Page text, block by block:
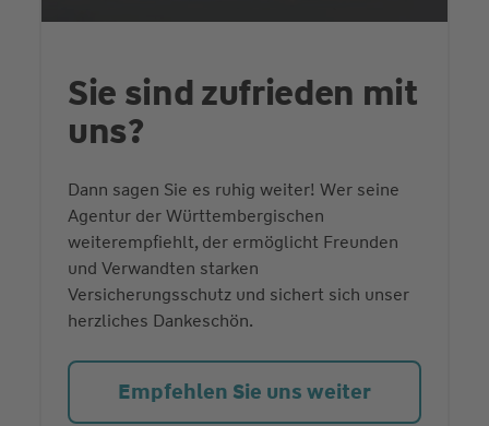
Sie sind zufrieden mit
uns?
Dann sagen Sie es ruhig weiter! Wer seine
Agentur der Württembergischen
weiterempfiehlt, der ermöglicht Freunden
und Verwandten starken
Versicherungsschutz und sichert sich unser
herzliches Dankeschön.
Empfehlen Sie uns weiter